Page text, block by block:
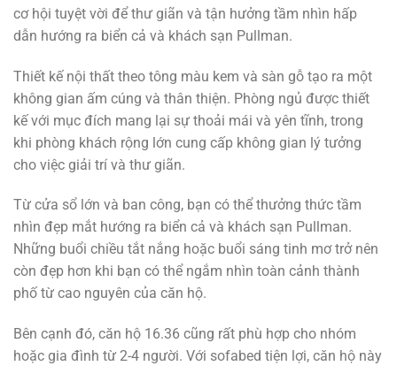
cơ hội tuyệt vời để thư giãn và tận hưởng tầm nhìn hấp
dẫn hướng ra biển cả và khách sạn Pullman.
Thiết kế nội thất theo tông màu kem và sàn gỗ tạo ra một
không gian ấm cúng và thân thiện. Phòng ngủ được thiết
kế với mục đích mang lại sự thoải mái và yên tĩnh, trong
khi phòng khách rộng lớn cung cấp không gian lý tưởng
cho việc giải trí và thư giãn.
Từ cửa sổ lớn và ban công, bạn có thể thưởng thức tầm
nhìn đẹp mắt hướng ra biển cả và khách sạn Pullman.
Những buổi chiều tắt nắng hoặc buổi sáng tinh mơ trở nên
còn đẹp hơn khi bạn có thể ngắm nhìn toàn cảnh thành
phố từ cao nguyên của căn hộ.
Bên cạnh đó, căn hộ 16.36 cũng rất phù hợp cho nhóm
hoặc gia đình từ 2-4 người. Với sofabed tiện lợi, căn hộ này